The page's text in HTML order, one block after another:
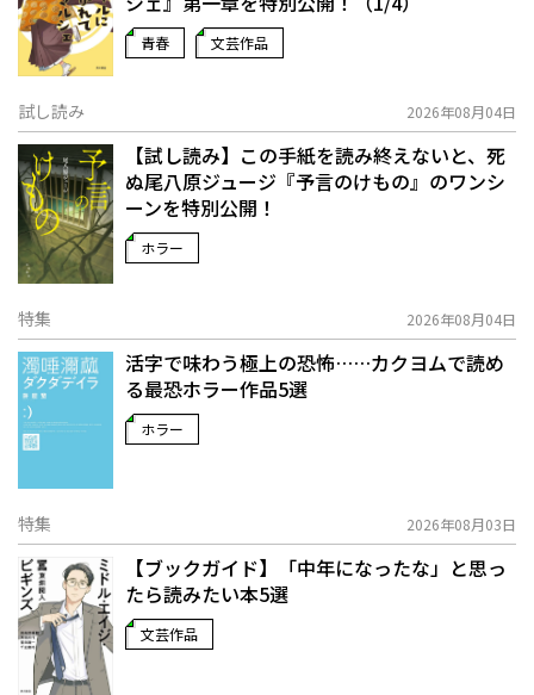
青春 文芸作品
試し読み 2026年08月04日
【試し読み】この手紙を読み終えないと、死
ぬ――尾八原ジュージ『予言のけもの』のワンシ
ーンを特別公開！
ホラー
特集 2026年08月04日
活字で味わう極上の恐怖……カクヨムで読め
る最恐ホラー作品5選
ホラー
特集 2026年08月03日
【ブックガイド】「中年になったな」と思っ
たら読みたい本5選
文芸作品